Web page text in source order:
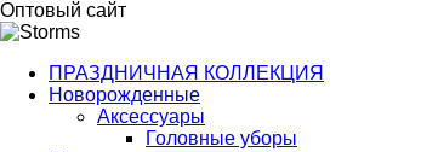
Оптовый сайт
ПРАЗДНИЧНАЯ КОЛЛЕКЦИЯ
Новорожденные
Аксессуары
Головные уборы